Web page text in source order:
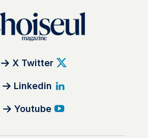
X Twitter
Linkedin
Youtube